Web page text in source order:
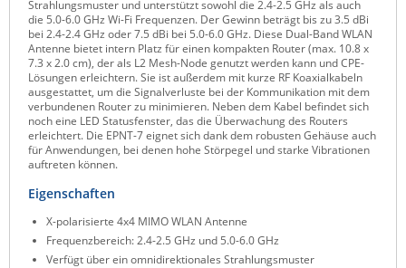
SIRIO Antenne
Sunbird
Tactical Software
TEKTELIC
Teltonika
Unwired Networks
Vision
WATTECO
Westermo
Strahlungsmuster und unterstützt sowohl die 2.4-2.5 GHz als auch
die 5.0-6.0 GHz Wi-Fi Frequenzen. Der Gewinn beträgt bis zu 3.5 dBi
bei 2.4-2.4 GHz oder 7.5 dBi bei 5.0-6.0 GHz. Diese Dual-Band WLAN
Antenne bietet intern Platz für einen kompakten Router (max. 10.8 x
7.3 x 2.0 cm), der als L2 Mesh-Node genutzt werden kann und CPE-
Lösungen erleichtern. Sie ist außerdem mit kurze RF Koaxialkabeln
ausgestattet, um die Signalverluste bei der Kommunikation mit dem
verbundenen Router zu minimieren. Neben dem Kabel befindet sich
noch eine LED Statusfenster, das die Überwachung des Routers
erleichtert. Die EPNT-7 eignet sich dank dem robusten Gehäuse auch
für Anwendungen, bei denen hohe Störpegel und starke Vibrationen
auftreten können.
Eigenschaften
X-polarisierte 4x4 MIMO WLAN Antenne
Frequenzbereich: 2.4-2.5 GHz und 5.0-6.0 GHz
Verfügt über ein omnidirektionales Strahlungsmuster